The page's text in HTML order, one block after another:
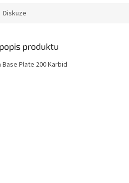
Diskuze
produktu
Base Plate 200 Karbid